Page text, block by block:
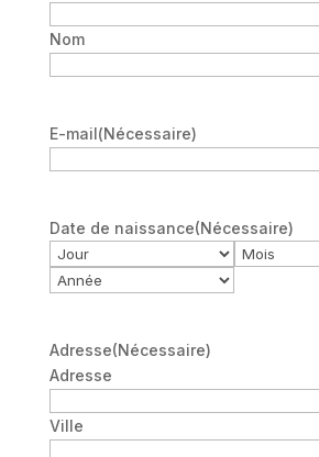
Nom
E-mail(Nécessaire)
Date de naissance(Nécessaire)
Jour
Mois
Année
Adresse(Nécessaire)
Adresse
Ville